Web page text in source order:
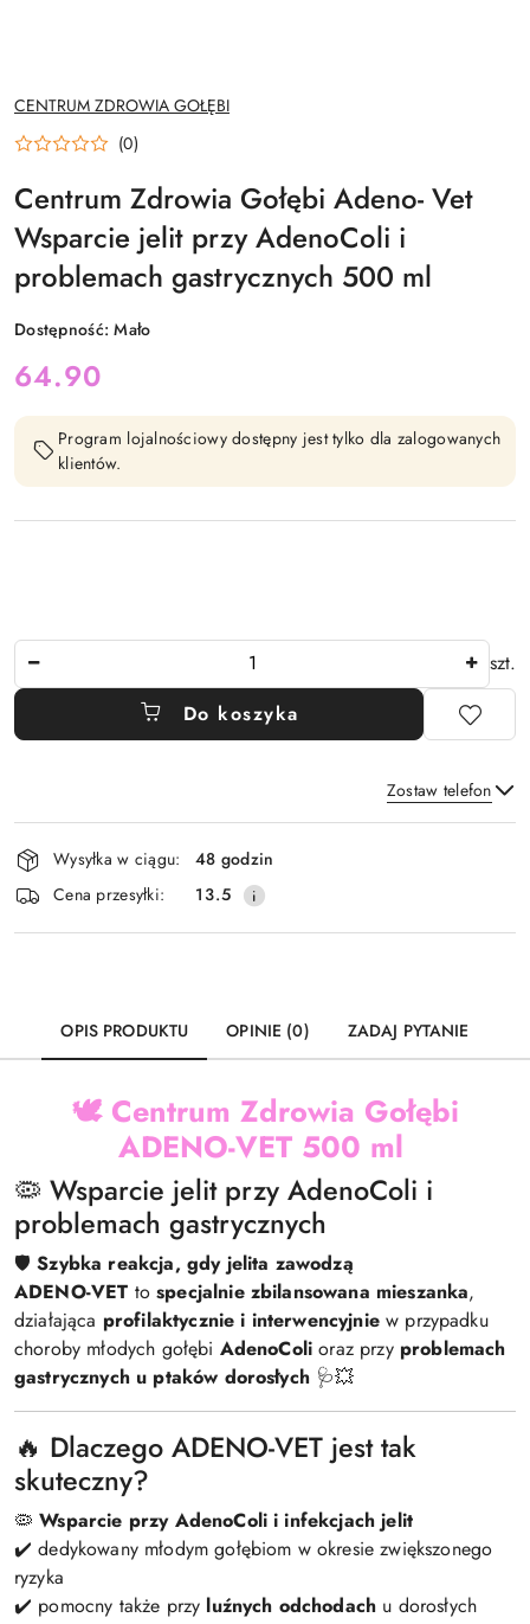
NAZWA
PRODUCENTA:
CENTRUM ZDROWIA GOŁĘBI
(0)
Centrum Zdrowia Gołębi Adeno- Vet
Wsparcie jelit przy AdenoColi i
problemach gastrycznych 500 ml
Dostępność:Mało
cena:
64.90
Program lojalnościowy dostępny jest tylko dla zalogowanych
klientów.
szt.
Do koszyka
Zostaw telefon
Wyślij
Dostępność
i
dostawa
Wysyłka w ciągu:
48 godzin
Cena przesyłki:
13.5
OPIS PRODUKTU OPINIE (0) ZADAJ PYTANIE
🕊️ Centrum Zdrowia Gołębi
ADENO-VET 500 ml
🦠 Wsparcie jelit przy AdenoColi i
problemach gastrycznych
🛡️Szybka reakcja, gdy jelita zawodzą
ADENO-VET tospecjalnie zbilansowana mieszanka,
działająca profilaktycznie i interwencyjniew przypadku
choroby młodych gołębi AdenoColi oraz przy problemach
gastrycznych u ptaków dorosłych🩺💥
🔥 Dlaczego ADENO-VET jest tak
skuteczny?
🦠Wsparcie przy AdenoColi i infekcjach jelit
✔️ dedykowany młodym gołębiom w okresie zwiększonego
ryzyka
✔️ pomocny także przy luźnych odchodach u dorosłych